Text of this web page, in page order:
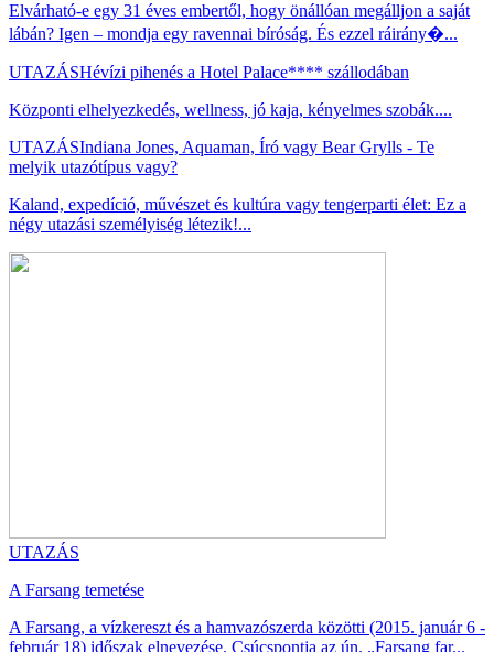
Elvárható-e egy 31 éves embertől, hogy önállóan megálljon a saját
lábán? Igen – mondja egy ravennai bíróság. És ezzel ráirány�...
UTAZÁSHévízi pihenés a Hotel Palace**** szállodában
Központi elhelyezkedés, wellness, jó kaja, kényelmes szobák....
UTAZÁSIndiana Jones, Aquaman, Író vagy Bear Grylls - Te
melyik utazótípus vagy?
Kaland, expedíció, művészet és kultúra vagy tengerparti élet: Ez a
négy utazási személyiség létezik!...
UTAZÁS
A Farsang temetése
A Farsang, a vízkereszt és a hamvazószerda közötti (2015. január 6 -
február 18) időszak elnevezése. Csúcspontja az ún. „Farsang far...